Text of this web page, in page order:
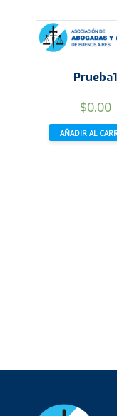
Prueba1
$0.00
AÑADIR AL